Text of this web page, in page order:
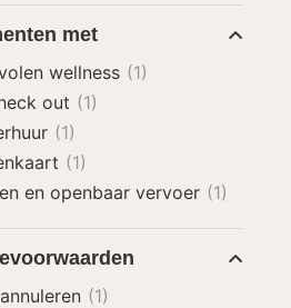
met
wellness (1)
out (1)
(1)
(1)
en openbaar vervoer (1)
(1)